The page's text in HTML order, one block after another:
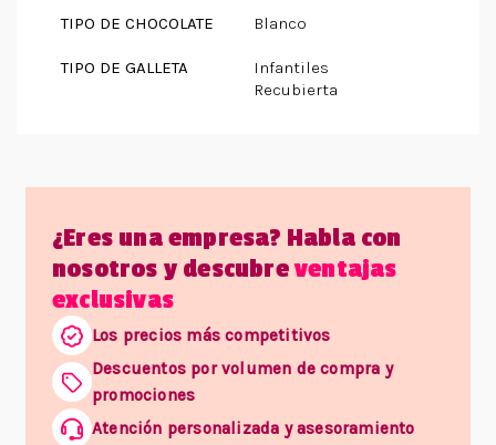
TIPO DE CHOCOLATE Blanco
TIPO DE GALLETA
Infantiles
Recubierta
¿Eres una empresa? Habla con
nosotros y descubreventajas
exclusivas
Los precios más competitivos
Descuentos por volumen de compra y
promociones
Atención personalizada y asesoramiento